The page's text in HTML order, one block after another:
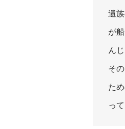
遺
が
ん
そ
た
って